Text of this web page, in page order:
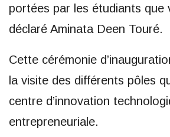
portées par les étudiants que
déclaré Aminata Deen Touré.
Cette cérémonie
la visite des différents pôles
centre d’innovation
entrepreneuriale.